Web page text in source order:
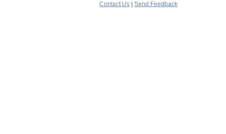
Contact Us
Send Feedback